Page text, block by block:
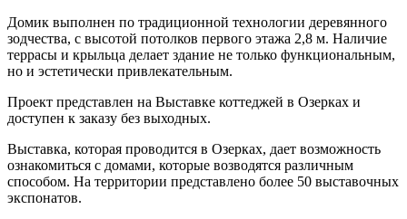
Домик выполнен по традиционной технологии деревянного
зодчества, с высотой потолков первого этажа 2,8 м. Наличие
террасы и крыльца делает здание не только функциональным,
но и эстетически привлекательным.
Проект представлен на Выставке коттеджей в Озерках и
доступен к заказу без выходных.
Выставка, которая проводится в Озерках, дает возможность
ознакомиться с домами, которые возводятся различным
способом. На территории представлено более 50 выставочных
экспонатов.